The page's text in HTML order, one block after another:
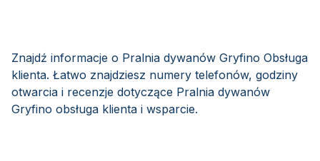
Znajdź informacje o Pralnia dywanów Gryfino Obsługa
klienta. Łatwo znajdziesz numery telefonów, godziny
otwarcia i recenzje dotyczące Pralnia dywanów
Gryfino obsługa klienta i wsparcie.